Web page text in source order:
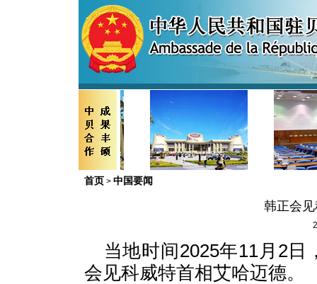
首页 > 中国要闻
韩正会
当地时间2025年11月2
会见科威特首相艾哈迈德。